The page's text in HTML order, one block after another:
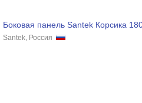
Боковая панель Santek Корсика
Santek, Россия